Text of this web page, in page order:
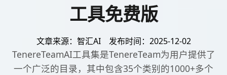
工具免费版
文章来源：智汇AI 发布时间：2025-12-02
TenereTeamAI工具集是TenereTeam为用户提供了
一个广泛的目录，其中包含35个类别的1000+多个